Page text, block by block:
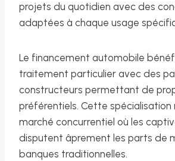
projets du quotidien avec des
adaptées à chaque usage
Le financement automobile
traitement particulier avec des
constructeurs permettant de
préférentiels. Cette spécialisation
marché concurrentiel où les
disputent âprement les parts de
banques traditionnelles.